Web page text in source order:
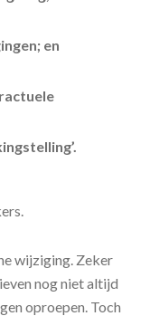
en
wijziging. Zeker
nog niet altijd
oproepen. Toch